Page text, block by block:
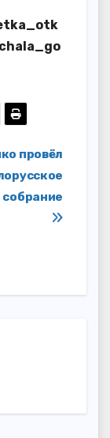
провёл